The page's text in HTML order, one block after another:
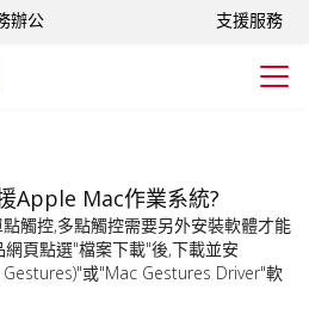
辦公 支援服務
Apple Mac作業系統?
觸控,多點觸控需要另外安裝軟體才能
頁點選"檔案下載"後,下載並安
或"Mac Gestures Driver"軟